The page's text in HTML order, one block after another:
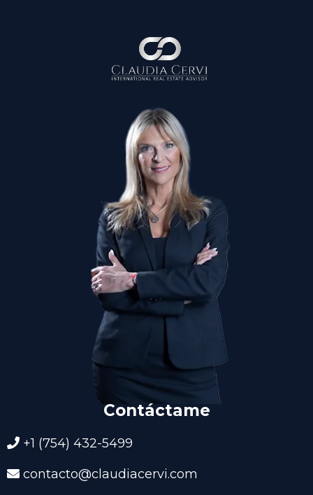
Contáctame
+1 (754) 432-5499
contacto@claudiacervi.com